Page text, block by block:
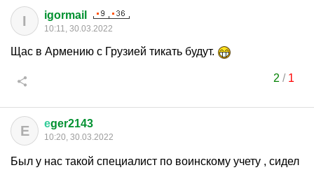
I igormail
10:11, 30.03.2022
Щас в Армению с Грузией тикать будут.
2 / 1
Е еger2143
10:20, 30.03.2022
Был у нас такой специалист по воинскому учету , сидел